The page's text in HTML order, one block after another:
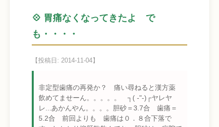
💠 胃痛なくなってきたよ で
も・・・・
【投稿日: 2014-11-04】
非定型歯痛の再発か？ 痛い尋ねると漢方薬
飲めてませーん。。。。。 ┐( -"-)┌ヤレヤ
レ...あかんやん。。。。胆砂＝3.7合 歯痛＝
5.2合 前回よりも 歯痛は０．８合下落で